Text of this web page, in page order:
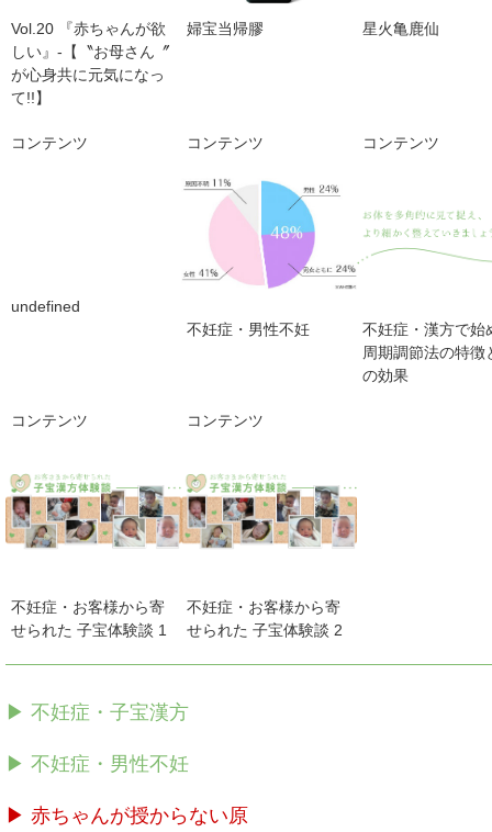
Vol.20 『赤ちゃんが欲
しい』‐【〝お母さん〞
が心身共に元気になっ
て!!】
婦宝当帰膠 星火亀鹿仙
コンテンツ
undefined
コンテンツ
不妊症・男性不妊
コンテンツ
不妊症・漢方で始
周期調節法の特徴
の効果
コンテンツ
不妊症・お客様から寄
せられた 子宝体験談 1
コンテンツ
不妊症・お客様から寄
せられた 子宝体験談 2
▶ 不妊症・子宝漢方
▶ 不妊症・男性不妊
▶ 赤ちゃんが授からない原